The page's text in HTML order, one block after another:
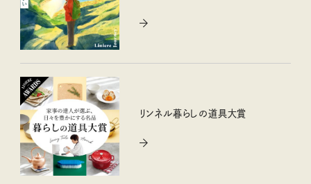
リンネル暮らしの道具大賞